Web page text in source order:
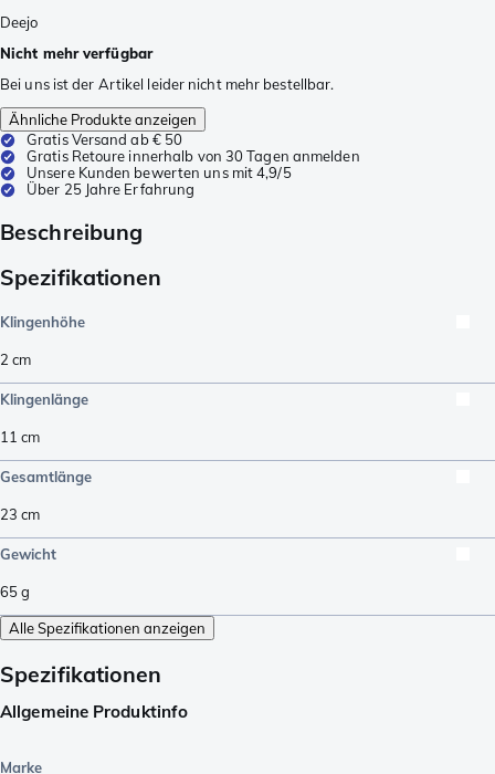
Deejo
Nicht mehr verfügbar
Bei uns ist der Artikel leider nicht mehr bestellbar.
Ähnliche Produkte anzeigen
Gratis Versand ab € 50
Gratis Retoure innerhalb von 30 Tagen anmelden
Unsere Kunden bewerten uns mit 4,9/5
Über 25 Jahre Erfahrung
Beschreibung
Spezifikationen
Klingenhöhe
2 cm
Klingenlänge
11 cm
Gesamtlänge
23 cm
Gewicht
65g
Alle Spezifikationen anzeigen
Spezifikationen
Allgemeine Produktinfo
Marke